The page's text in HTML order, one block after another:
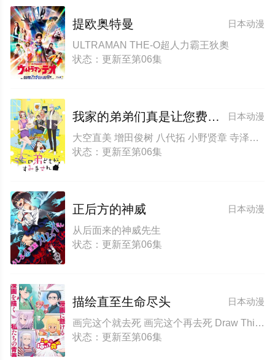
日本动漫
提欧奥特曼
ULTRAMAN THE-O超人力霸王狄奧
状态：更新至第06集
日本动漫
我家的弟弟们真是让您费心了
大空直美 增田俊树 八代拓 小野贤章 寺泽百花 小野大辅 远藤绫
状态：更新至第06集
日本动漫
正后方的神威
从后面来的神威先生
状态：更新至第06集
日本动漫
描绘直至生命尽头
画完这个就去死 画完这个再去死 Draw This Then Die!
状态：更新至第06集